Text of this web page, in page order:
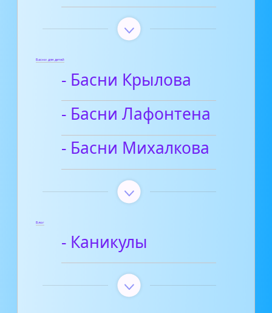
Басни для детей
- Басни Крылова
- Басни Лафонтена
- Басни Михалкова
Блог
- Каникулы